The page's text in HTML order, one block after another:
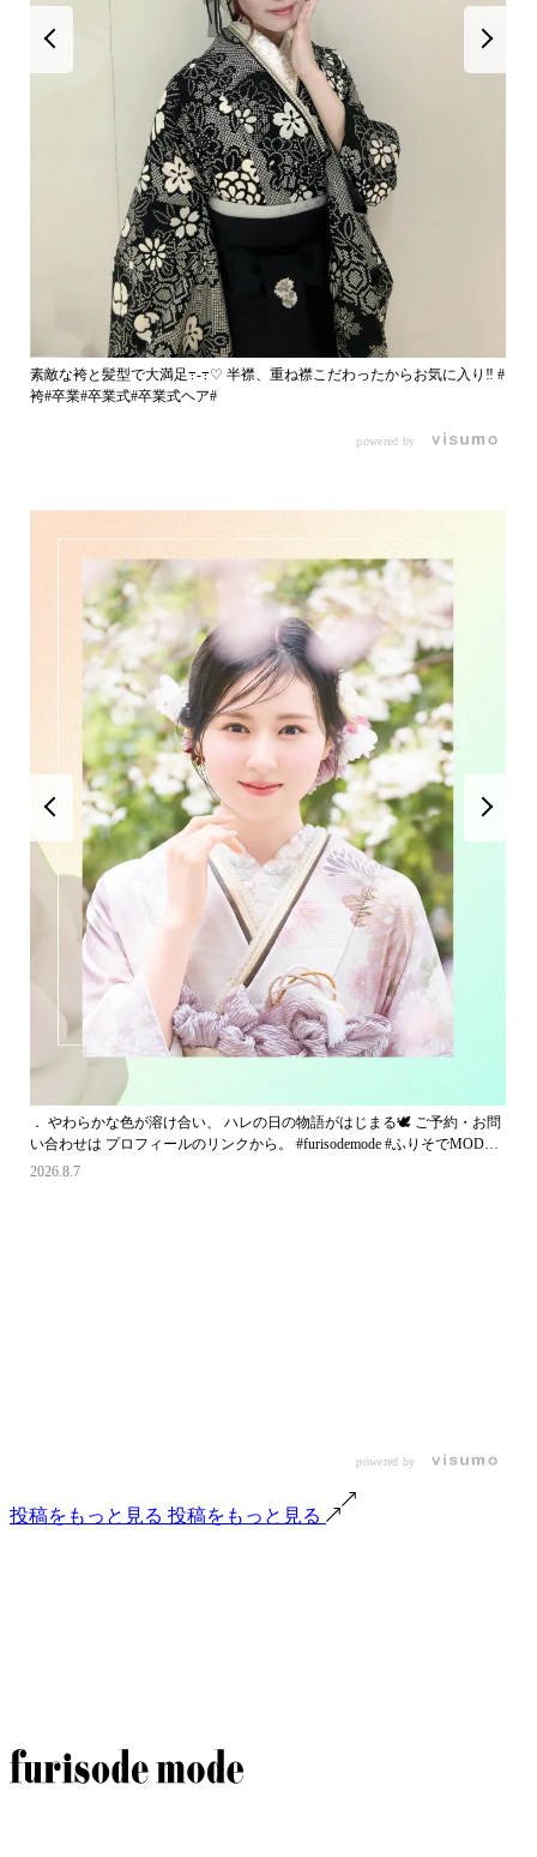
素敵な袴と髪型で大満足߹-߹♡ 半襟、重ね襟こだわったからお気に入り‼︎ #
袴#卒業#卒業式#卒業式ヘア#
powered by
． やわらかな色が溶け合い、 ハレの日の物語がはじまる🕊️ ご予約・お問
い合わせは プロフィールのリンクから。 #furisodemode #ふりそでMODE #
振袖 #ふりそで #成人式
2026.8.7
powered by
投稿をもっと見る 投稿をもっと見る